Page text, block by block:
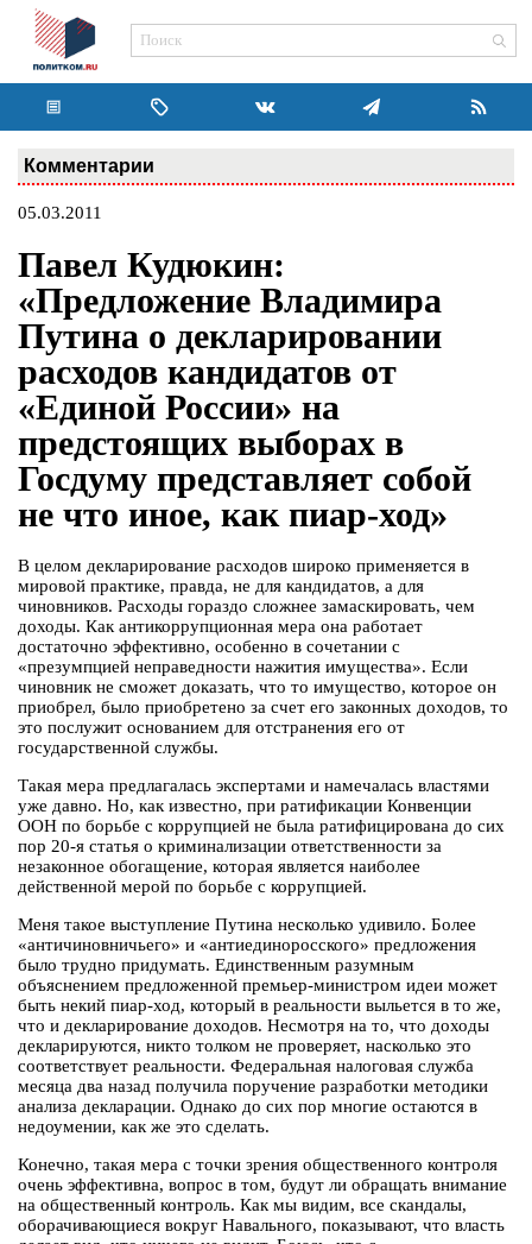
Комментарии
05.03.2011
Павел Кудюкин:
«Предложение Владимира
Путина о декларировании
расходов кандидатов от
«Единой России» на
предстоящих выборах в
Госдуму представляет собой
не что иное, как пиар-ход»
В целом декларирование расходов широко применяется в
мировой практике, правда, не для кандидатов, а для
чиновников. Расходы гораздо сложнее замаскировать, чем
доходы. Как антикоррупционная мера она работает
достаточно эффективно, особенно в сочетании с
«презумпцией неправедности нажития имущества». Если
чиновник не сможет доказать, что то имущество, которое он
приобрел, было приобретено за счет его законных доходов, то
это послужит основанием для отстранения его от
государственной службы.
Такая мера предлагалась экспертами и намечалась властями
уже давно. Но, как известно, при ратификации Конвенции
ООН по борьбе с коррупцией не была ратифицирована до сих
пор 20-я статья о криминализации ответственности за
незаконное обогащение, которая является наиболее
действенной мерой по борьбе с коррупцией.
Меня такое выступление Путина несколько удивило. Более
«античиновничьего» и «антиединоросского» предложения
было трудно придумать. Единственным разумным
объяснением предложенной премьер-министром идеи может
быть некий пиар-ход, который в реальности выльется в то же,
что и декларирование доходов. Несмотря на то, что доходы
декларируются, никто толком не проверяет, насколько это
соответствует реальности. Федеральная налоговая служба
месяца два назад получила поручение разработки методики
анализа декларации. Однако до сих пор многие остаются в
недоумении, как же это сделать.
Конечно, такая мера с точки зрения общественного контроля
очень эффективна, вопрос в том, будут ли обращать внимание
на общественный контроль. Как мы видим, все скандалы,
оборачивающиеся вокруг Навального, показывают, что власть